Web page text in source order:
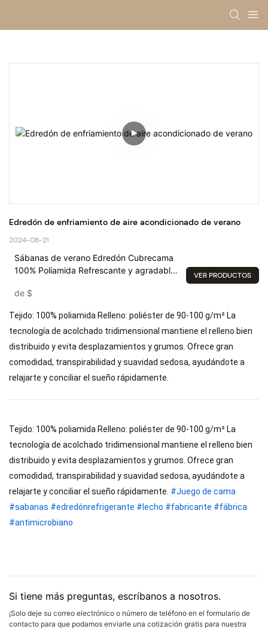
Edredón de enfriamiento de aire acondicionado de verano
2024-08-21
Sábanas de verano Edredón Cubrecama
100% Poliamida Refrescante y agradable
de $
VER PRODUCTOS
Tejido: 100% poliamida Relleno: poliéster de 90-100 g/m² La
tecnología de acolchado tridimensional mantiene el relleno bien
distribuido y evita desplazamientos y grumos. Ofrece gran
comodidad, transpirabilidad y suavidad sedosa, ayudándote a
relajarte y conciliar el sueño rápidamente.
Tejido: 100% poliamida Relleno: poliéster de 90-100 g/m² La
tecnología de acolchado tridimensional mantiene el relleno bien
distribuido y evita desplazamientos y grumos. Ofrece gran
comodidad, transpirabilidad y suavidad sedosa, ayudándote a
relajarte y conciliar el sueño rápidamente. #Juego de cama
#sabanas #edredónrefrigerante #lecho #fabricante #fábrica
#antimicrobiano
Si tiene más preguntas, escríbanos a nosotros.
¡Solo deje su correo electrónico o número de teléfono en el formulario de
contacto para que podamos enviarle una cotización gratis para nuestra